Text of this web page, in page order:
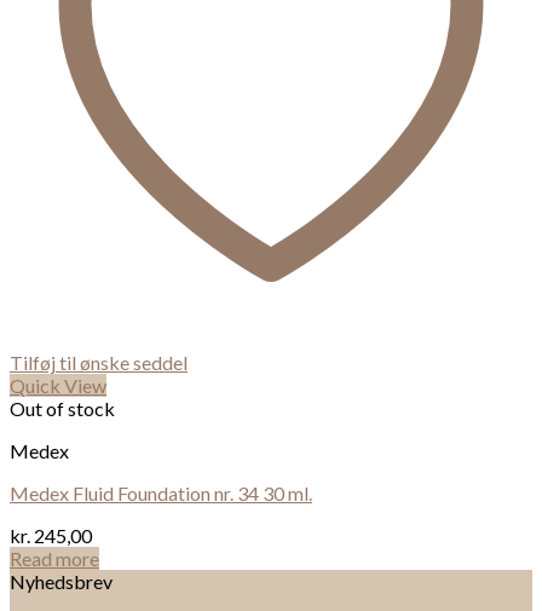
Tilføj til ønske seddel
Quick View
Out of stock
Medex
Medex Fluid Foundation nr. 34 30 ml.
kr. 245,00
Read more
Nyhedsbrev